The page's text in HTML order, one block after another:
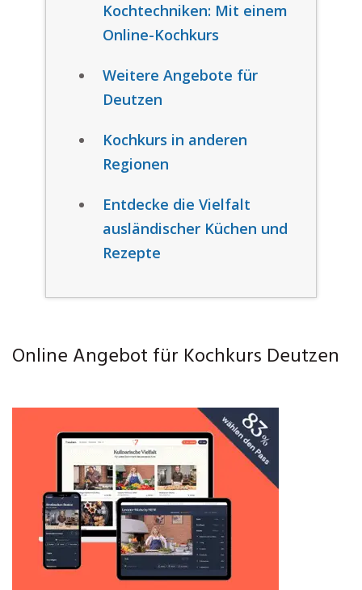
Kochtechniken: Mit einem
Online-Kochkurs
Weitere Angebote für
Deutzen
Kochkurs in anderen
Regionen
Entdecke die Vielfalt
ausländischer Küchen und
Rezepte
Online Angebot für Kochkurs Deutzen